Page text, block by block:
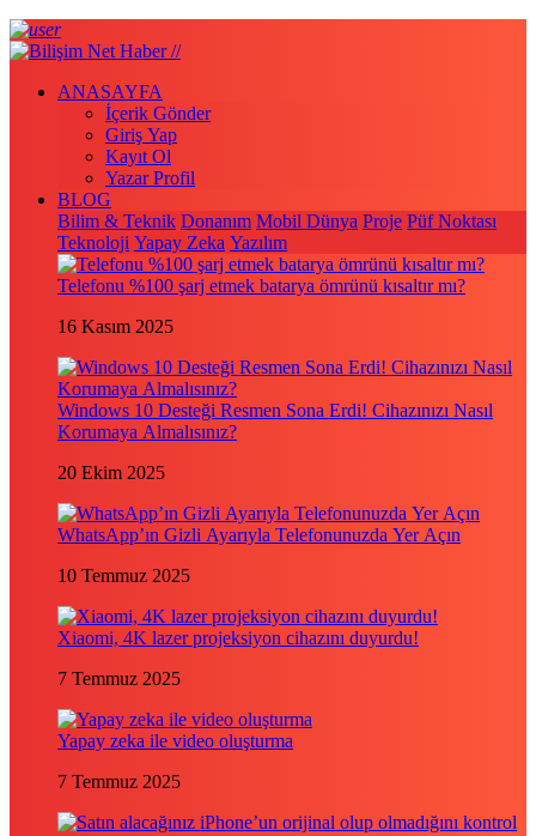
ANASAYFA
İçerik Gönder
Giriş Yap
Kayıt Ol
Yazar Profil
BLOG
Bilim & Teknik Donanım Mobil Dünya Proje Püf Noktası
Teknoloji Yapay Zeka Yazılım
Telefonu %100 şarj etmek batarya ömrünü kısaltır mı?
16 Kasım 2025
Windows 10 Desteği Resmen Sona Erdi! Cihazınızı Nasıl
Korumaya Almalısınız?
20 Ekim 2025
WhatsApp’ın Gizli Ayarıyla Telefonunuzda Yer Açın
10 Temmuz 2025
Xiaomi, 4K lazer projeksiyon cihazını duyurdu!
7 Temmuz 2025
Yapay zeka ile video oluşturma
7 Temmuz 2025